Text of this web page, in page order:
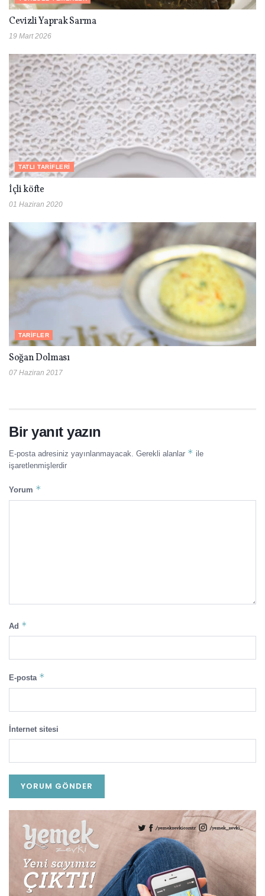
Cevizli Yaprak Sarma
19 Mart 2026
TATLI TARIFLERI
İçli köfte
01 Haziran 2020
TARIFLER
Soğan Dolması
07 Haziran 2017
Bir yanıt yazın
E-posta adresiniz yayınlanmayacak. Gerekli alanlar * ile
işaretlenmişlerdir
Yorum *
Ad *
E-posta *
İnternet sitesi